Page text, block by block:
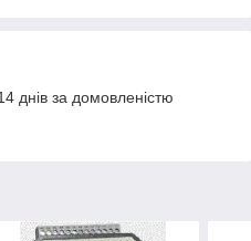
днів за домовленістю